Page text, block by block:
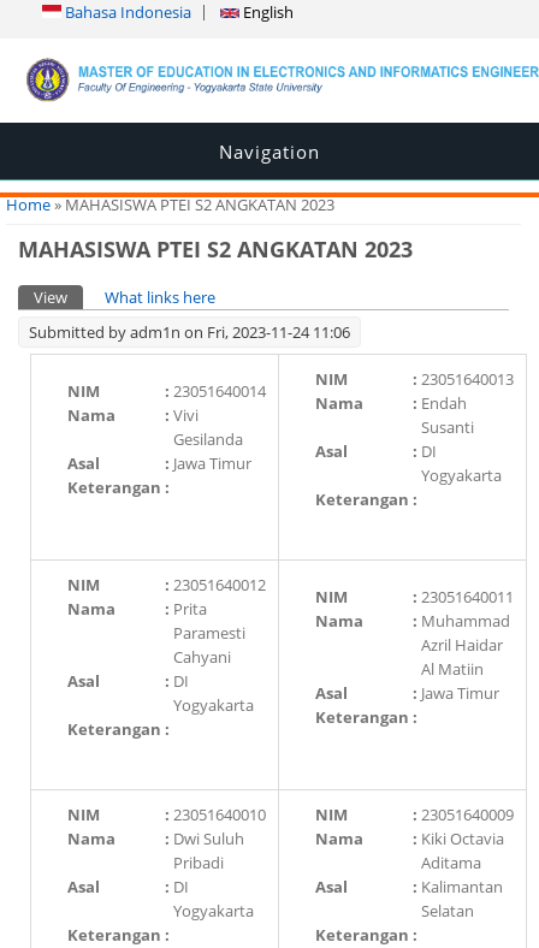
Bahasa Indonesia English
Navigation
You are here
Home» MAHASISWA PTEI S2 ANGKATAN 2023
MAHASISWA PTEI S2 ANGKATAN 2023
Primary tabs
View (active tab)
What links here
Submitted byadm1n on Fri, 2023-11-24 11:06
NIM : 23051640014
Nama
: Vivi
Gesilanda
Asal
: Jawa Timur
Keterangan :
NIM : 23051640013
Nama
: Endah
Susanti
Asal
: DI
Yogyakarta
Keterangan :
NIM : 23051640012
Nama
: Prita
Paramesti
Cahyani
Asal
: DI
Yogyakarta
Keterangan :
NIM : 23051640011
Nama
: Muhammad
Azril Haidar
Al Matiin
Asal
: Jawa Timur
Keterangan :
NIM : 23051640010
Nama
: Dwi Suluh
Pribadi
Asal
: DI
Yogyakarta
Keterangan :
NIM : 23051640009
Nama
: Kiki Octavia
Aditama
Asal
: Kalimantan
Selatan
Keterangan :